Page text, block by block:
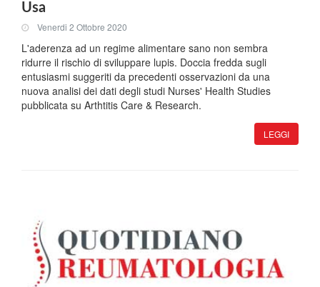
Usa
Venerdi 2 Ottobre 2020
L'aderenza ad un regime alimentare sano non sembra
ridurre il rischio di sviluppare lupis. Doccia fredda sugli
entusiasmi suggeriti da precedenti osservazioni da una
nuova analisi dei dati degli studi Nurses' Health Studies
pubblicata su Arthtitis Care & Research.
LEGGI